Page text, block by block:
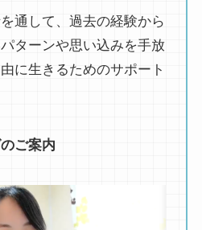
通して、過去の経験から
ターンや思い込みを手放
に生きるためのサポート
ご案内